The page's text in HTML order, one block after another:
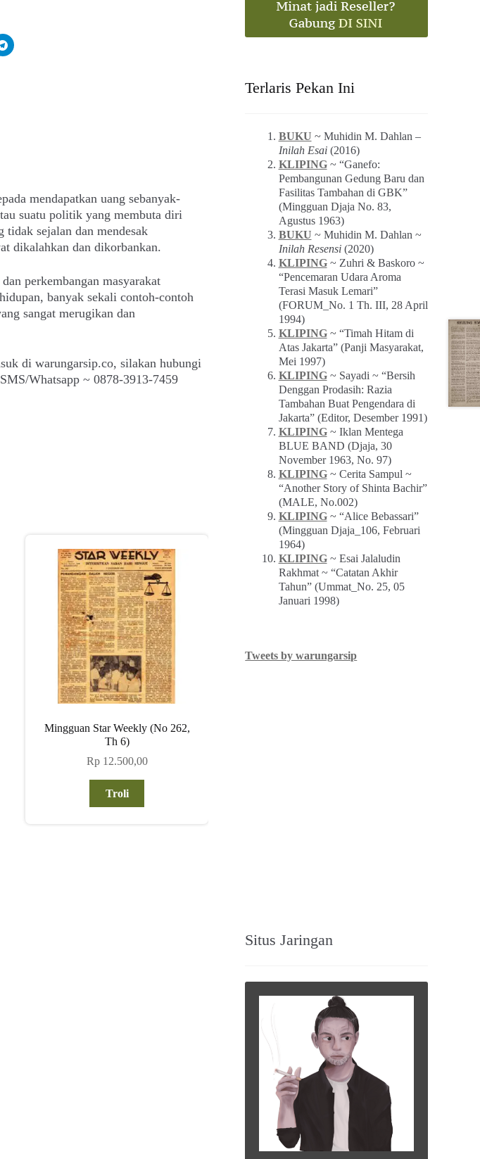
mendapatkan uang sebanyak-
suatu politik yang membuta diri
tidak sejalan dan mendesak
dikalahkan dan dikorbankan.
perkembangan masyarakat
banyak sekali contoh-contoh
sangat merugikan dan
di warungarsip.co, silakan hubungi
Whatsapp ~ 0878-3913-7459
Mingguan Star Weekly (No 262,
Th 6)
Rp12.500,00
Troli
Terlaris Pekan Ini
BUKU ~ Muhidin M. Dahlan –
Inilah Esai(2016)
KLIPING~ “Ganefo:
Pembangunan Gedung Baru dan
Fasilitas Tambahan di GBK”
(Mingguan Djaja No. 83,
Agustus 1963)
BUKU ~ Muhidin M. Dahlan ~
Inilah Resensi(2020)
KLIPING~ Zuhri & Baskoro ~
“Pencemaran Udara Aroma
Terasi Masuk Lemari”
(FORUM_No. 1 Th. III, 28 April
1994)
KLIPING~ “Timah Hitam di
Atas Jakarta” (Panji Masyarakat,
Mei 1997)
KLIPING~ Sayadi ~ “Bersih
Denggan Prodasih: Razia
Tambahan Buat Pengendara di
Jakarta” (Editor, Desember 1991)
KLIPING~ Iklan Mentega
BLUE BAND (Djaja, 30
November 1963, No. 97)
KLIPING~ Cerita Sampul ~
“Another Story of Shinta Bachir”
(MALE, No.002)
KLIPING~ “Alice Bebassari”
(Mingguan Djaja_106, Februari
1964)
KLIPING~ Esai Jalaludin
Rakhmat ~ “Catatan Akhir
Tahun” (Ummat_No. 25, 05
Januari 1998)
Tweets by warungarsip
Situs Jaringan